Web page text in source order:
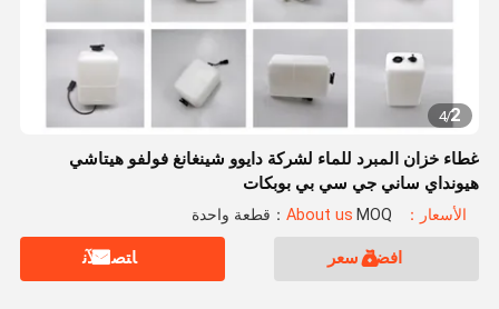
2
/
4
غطاء خزان المبرد للماء لشركة دايوو شينغانغ فولفو هيتاشي
هيونداي ساني جي سي بي بوبكات
الأسعار：About us MOQ：قطعة واحدة
افضل سعر ﺎﺘﺼﻟ ﺍﻶﻧ